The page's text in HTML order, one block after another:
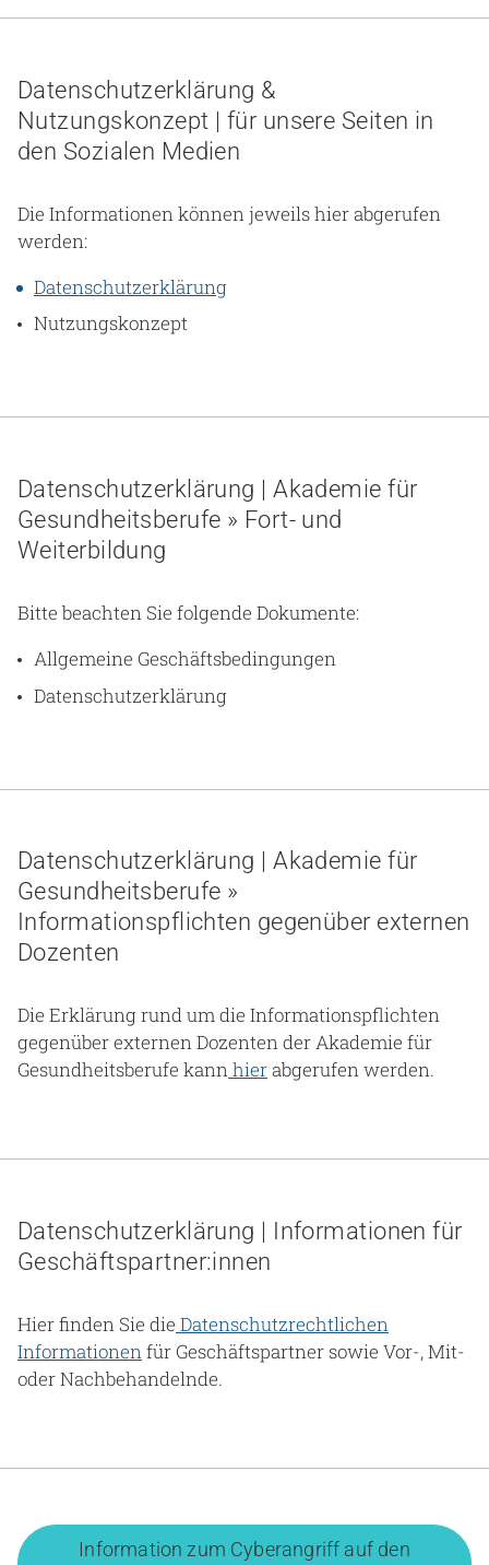
Datenschutzerklärung &
Nutzungskonzept | für unsere Seiten in
den Sozialen Medien
Die Informationen können jeweils hier abgerufen
werden:
Datenschutzerklärung
Nutzungskonzept
Datenschutzerklärung | Akademie für
Gesundheitsberufe » Fort- und
Weiterbildung
Bitte beachten Sie folgende Dokumente:
Allgemeine Geschäftsbedingungen
Datenschutzerklärung
Datenschutzerklärung | Akademie für
Gesundheitsberufe »
Informationspflichten gegenüber externen
Dozenten
Die Erklärung rund um die Informationspflichten
gegenüber externen Dozenten der Akademie für
Gesundheitsberufe kannhierabgerufen werden.
Datenschutzerklärung | Informationen für
Geschäftspartner:innen
Hier finden Sie die Datenschutzrechtlichen
Informationenfür Geschäftspartner sowie Vor-, Mit-
oder Nachbehandelnde.
Information zum Cyberangriff auf den